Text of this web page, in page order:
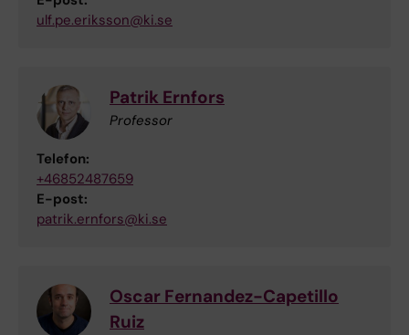
ulf.pe.eriksson@ki.se
Patrik Ernfors
Professor
Telefon:
+46852487659
E-post:
patrik.ernfors@ki.se
Oscar Fernandez-Capetillo
Ruiz